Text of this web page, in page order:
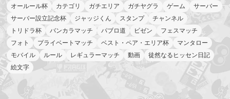
オールール杯
カテゴリ ガチエリア ガチヤグラ ゲーム
サーバー
サーバー設立記念杯
ジャッジくん スタンプ
チャンネル
トリドラ杯
バンカラマッチ パブロ道 ビゼン
フェスマッチ
フォト
プライベートマッチ ベスト・ペア・エリア杯
マンタロー
モバイル
ルール レギュラーマッチ 動画
徒然なるヒッセン日記
絵文字